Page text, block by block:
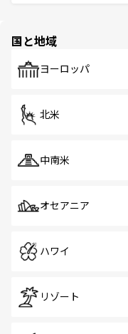
で、ホーカー
国と地域
ヨーロッパ
北米
中南米
オセアニア
ハワイ
リゾート